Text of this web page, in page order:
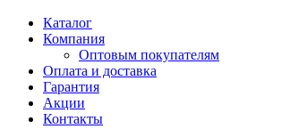
Каталог
Компания
Оптовым покупателям
Оплата и доставка
Гарантия
Акции
Контакты